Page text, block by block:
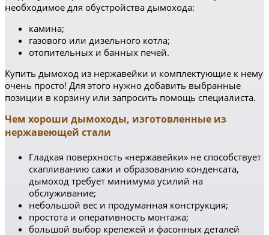
необходимое для обустройства дымохода:
камина;
газового или дизельного котла;
отопительных и банных печей.
Купить дымоход из нержавейки и комплектующие к нему
очень просто! Для этого нужно добавить выбранные
позиции в корзину или запросить помощь специалиста.
Чем хороши дымоходы, изготовленные из
нержавеющей стали
Гладкая поверхность «нержавейки» не способствует
скапливанию сажи и образованию конденсата,
дымоход требует минимума усилий на
обслуживание;
небольшой вес и продуманная конструкция;
простота и оперативность монтажа;
большой выбор крепежей и фасонных деталей